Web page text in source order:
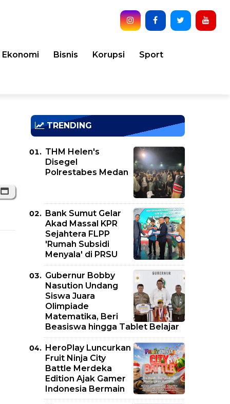
Ekonomi Bisnis Korupsi Sport
TRENDING
THM Helen's
Disegel
Polrestabes Medan
Bank Sumut Gelar
Akad Massal KPR
Sejahtera FLPP
'Rumah Subsidi
Menyala' di PRSU
Gubernur Bobby
Nasution Undang
Siswa Juara
Olimpiade
Matematika, Beri
Beasiswa hingga Tablet Belajar
HeroPlay Luncurkan
Fruit Ninja City
Battle Merdeka
Edition Ajak Gamer
Indonesia Bermain